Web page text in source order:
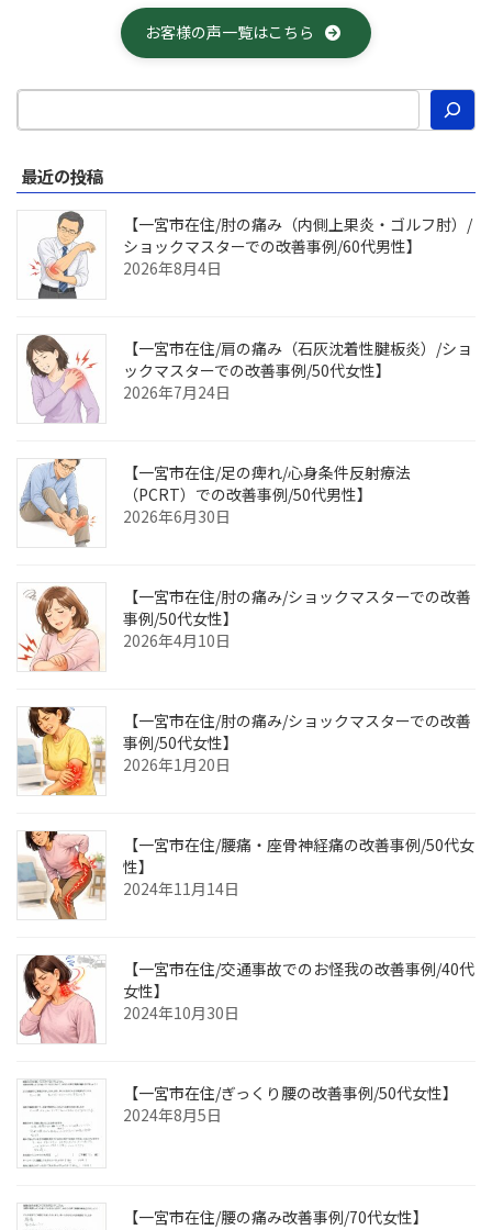
お客様の声一覧はこちら
最近の投稿
【一宮市在住/肘の痛み（内側上果炎・ゴルフ肘）/
ショックマスターでの改善事例/60代男性】
2026年8月4日
【一宮市在住/肩の痛み（石灰沈着性腱板炎）/ショ
ックマスターでの改善事例/50代女性】
2026年7月24日
【一宮市在住/足の痺れ/心身条件反射療法
（PCRT）での改善事例/50代男性】
2026年6月30日
【一宮市在住/肘の痛み/ショックマスターでの改善
事例/50代女性】
2026年4月10日
【一宮市在住/肘の痛み/ショックマスターでの改善
事例/50代女性】
2026年1月20日
【一宮市在住/腰痛・座骨神経痛の改善事例/50代女
性】
2024年11月14日
【一宮市在住/交通事故でのお怪我の改善事例/40代
女性】
2024年10月30日
【一宮市在住/ぎっくり腰の改善事例/50代女性】
2024年8月5日
【一宮市在住/腰の痛み改善事例/70代女性】